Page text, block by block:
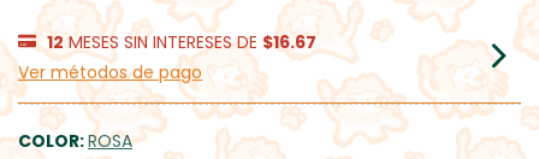
12 MESES SIN INTERESES DE $16.67
Ver métodos de pago
COLOR:ROSA